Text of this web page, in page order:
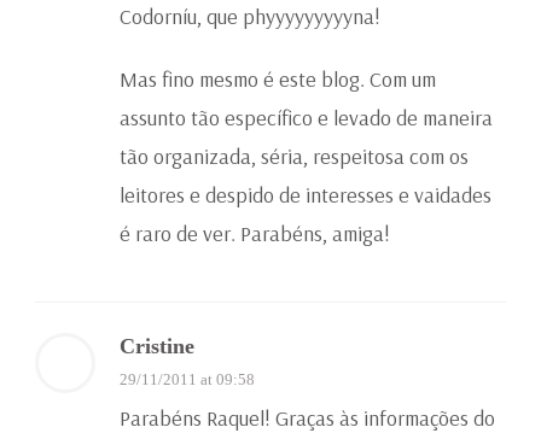
Codorníu, que phyyyyyyyyyna!
Mas fino mesmo é este blog. Com um
assunto tão específico e levado de maneira
tão organizada, séria, respeitosa com os
leitores e despido de interesses e vaidades
é raro de ver. Parabéns, amiga!
Cristine
29/11/2011 at 09:58
Parabéns Raquel! Graças às informações do